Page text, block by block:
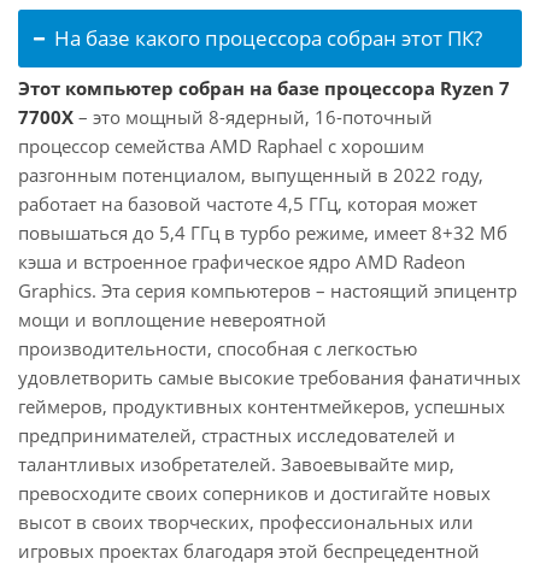
На базе какого процессора собран этот ПК?
Этот компьютер собран на базе процессора Ryzen 7
7700X – это мощный 8-ядерный, 16-поточный
процессор семейства AMD Raphael с хорошим
разгонным потенциалом, выпущенный в 2022 году,
работает на базовой частоте 4,5 ГГц, которая может
повышаться до 5,4 ГГц в турбо режиме, имеет 8+32 Мб
кэша и встроенное графическое ядро AMD Radeon
Graphics. Эта серия компьютеров – настоящий эпицентр
мощи и воплощение невероятной
производительности, способная с легкостью
удовлетворить самые высокие требования фанатичных
геймеров, продуктивных контентмейкеров, успешных
предпринимателей, страстных исследователей и
талантливых изобретателей. Завоевывайте мир,
превосходите своих соперников и достигайте новых
высот в своих творческих, профессиональных или
игровых проектах благодаря этой беспрецедентной